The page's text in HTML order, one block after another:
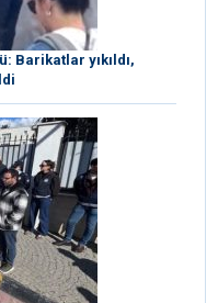
Barikatlar yıkıldı,